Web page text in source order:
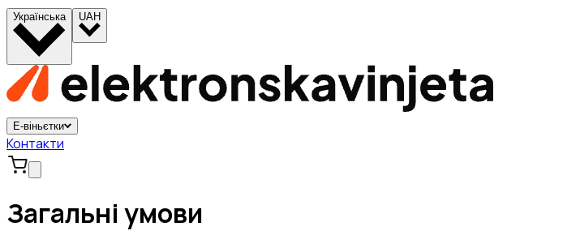
Українська UAH
Е-віньєтки
Контакти
Загальні умови